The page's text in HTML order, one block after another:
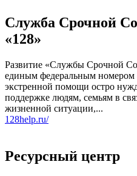
Служба Срочной
«128»
Развитие «Службы Срочной
единым федеральным номером
экстренной помощи остро
поддержке людям, семьям в
жизненной ситуации,...
128help.ru/
Ресурсный центр